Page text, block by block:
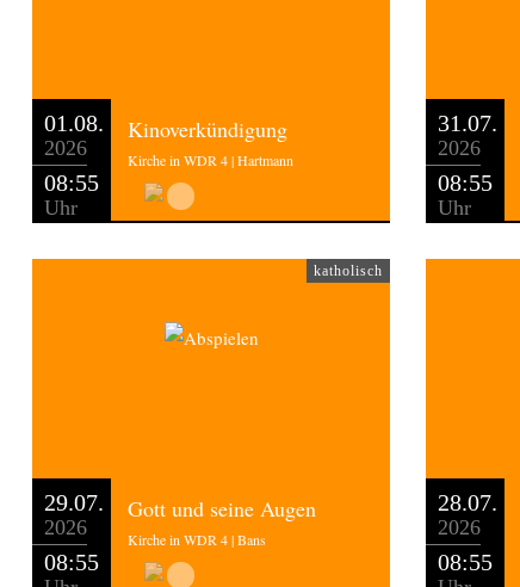
01.08.
2026
08:55
Uhr
Kinoverkündigung
Kirche in WDR 4 | Hartmann
31.07.
2026
08:55
Uhr
katholisch
29.07.
2026
08:55
Gott und seine Augen
Kirche in WDR 4 | Bans
28.07.
2026
08:55